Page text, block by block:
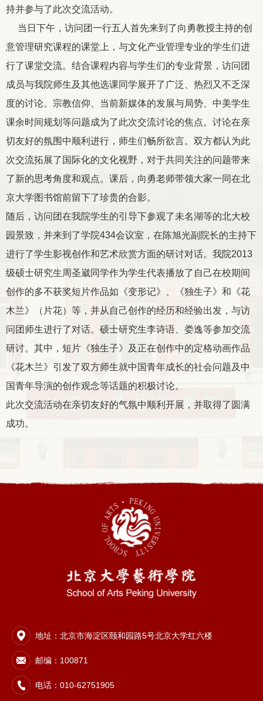
持并参与了此次交流活动。
当日下午，访问团一行五人首先来到了向勇教授主持的创
意管理研究课程的课堂上，与文化产业管理专业的学生们进
行了课堂交流。结合课程内容与学生们的专业背景，访问团
成员与我院师生及其他选课同学展开了广泛、热烈又不乏深
度的讨论。宗教信仰、当前新媒体的发展与局势、中美学生
课余时间规划等问题成为了此次交流讨论的焦点。讨论在亲
切友好的氛围中顺利进行，师生们畅所欲言。双方都认为此
次交流拓展了国际化的文化视野，对于共同关注的问题带来
了新的思考角度和观点。课后，向勇老师带领大家一同在北
京大学图书馆前留下了珍贵的合影。
随后，访问团在我院学生的引导下参观了未名湖等的北大校
园景致，并来到了学院434会议室，在陈旭光副院长的主持下
进行了学生影视创作和艺术欣赏方面的研讨对话。我院2013
级硕士研究生周圣崴同学作为学生代表播放了自己在校期间
创作的多不获奖短片作品如《变形记》、《独生子》和《花
木兰》（片花）等，并从自己创作的经历和经验出发，与访
问团师生进行了对话。硕士研究生李诗语、娄逸等参加交流
研讨。其中，短片《独生子》及正在创作中的定格动画作品
《花木兰》引发了双方师生就中国青年成长的社会问题及中
国青年导演的创作观念等话题的积极讨论。
此次交流活动在亲切友好的气氛中顺利开展，并取得了圆满
成功。
地址：北京市海淀区颐和园路5号北京大学红六楼
邮编：100871
电话：010-62751905